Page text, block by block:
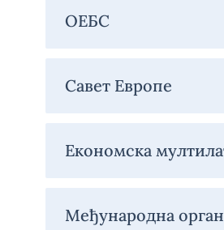
ОЕБС
Савет Европе
Економска
Међународна